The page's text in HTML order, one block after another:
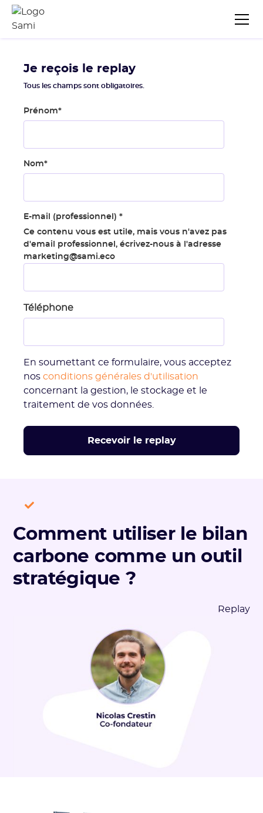
Comment utiliser le bilan
carbone comme un outil
stratégique ?
Replay
Je reçois le replay
Tous les champs sont obligatoires.
Prénom*
Nom*
E-mail (professionnel) *
Ce contenu vous est utile, mais vous n'avez pas
d'email professionnel, écrivez-nous à l'adresse
marketing@sami.eco
Téléphone
En soumettant ce formulaire, vous acceptez
nos conditions générales d'utilisation
concernant la gestion, le stockage et le
traitement de vos données.